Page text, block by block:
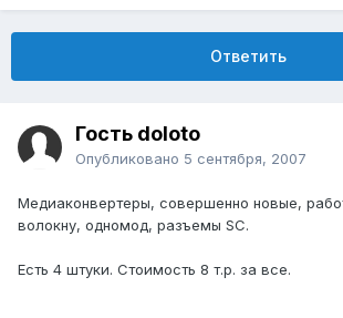
Ответить
Гость doloto
Опубликовано 5 сентября, 2007
Медиаконвертеры, совершенно новые,
волокну, одномод, разъемы SC.
Есть 4 штуки. Стоимость 8 т.р. за все.